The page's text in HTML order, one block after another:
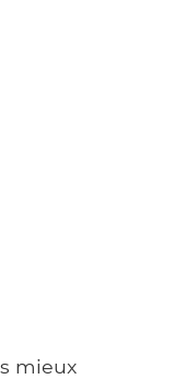
mieux